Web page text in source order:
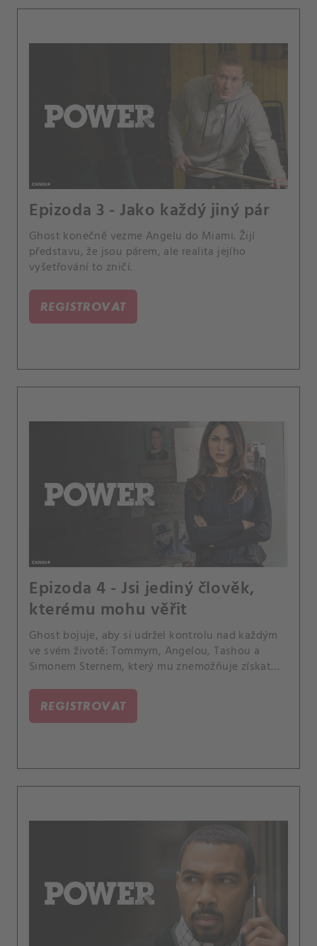
Epizoda 3 - Jako každý jiný pár
Ghost konečně vezme Angelu do Miami. Žijí
představu, že jsou párem, ale realita jejího
vyšetřování to zničí.
REGISTROVAT
Epizoda 4 - Jsi jediný člověk,
kterému mohu věřit
Ghost bojuje, aby si udržel kontrolu nad každým
ve svém životě: Tommym, Angelou, Tashou a
Simonem Sternem, který mu znemožňuje získat
REGISTROVAT